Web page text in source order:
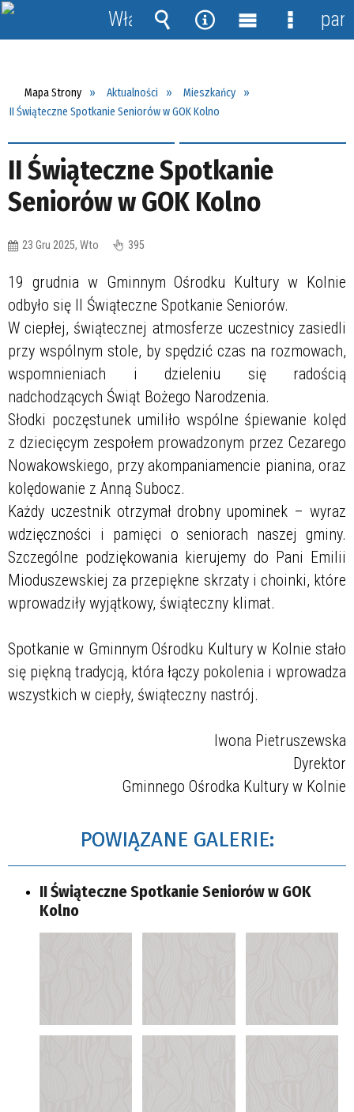
Mapa Strony Aktualności
Mieszkańcy
II Świąteczne Spotkanie Seniorów w GOK Kolno
II Świąteczne Spotkanie
Seniorów w GOK Kolno
23 Gru 2025, Wto 395
19 grudnia w Gminnym Ośrodku Kultury w Kolnie
odbyło się II Świąteczne Spotkanie Seniorów.
W ciepłej, świątecznej atmosferze uczestnicy zasiedli
przy wspólnym stole, by spędzić czas na rozmowach,
wspomnieniach i dzieleniu się radością
nadchodzących Świąt Bożego Narodzenia.
Słodki poczęstunek umiliło wspólne śpiewanie kolęd
z dziecięcym zespołem prowadzonym przez Cezarego
Nowakowskiego, przy akompaniamencie pianina, oraz
kolędowanie z Anną Subocz.
Każdy uczestnik otrzymał drobny upominek – wyraz
wdzięczności i pamięci o seniorach naszej gminy.
Szczególne podziękowania kierujemy do Pani Emilii
Mioduszewskiej za przepiękne skrzaty i choinki, które
wprowadziły wyjątkowy, świąteczny klimat.
Spotkanie w Gminnym Ośrodku Kultury w Kolnie stało
się piękną tradycją, która łączy pokolenia i wprowadza
wszystkich w ciepły, świąteczny nastrój.
Iwona Pietruszewska
Dyrektor
Gminnego Ośrodka Kultury w Kolnie
POWIĄZANE GALERIE:
II Świąteczne Spotkanie Seniorów w GOK
Kolno
Włącz
powiadomienia
Wyszukiwarka
Narzędzia
MenuMenu